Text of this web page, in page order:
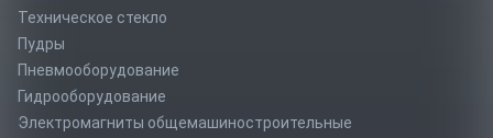
Техническое стекло
Пудры
Пневмооборудование
Гидрооборудование
Электромагниты общемашиностроительные